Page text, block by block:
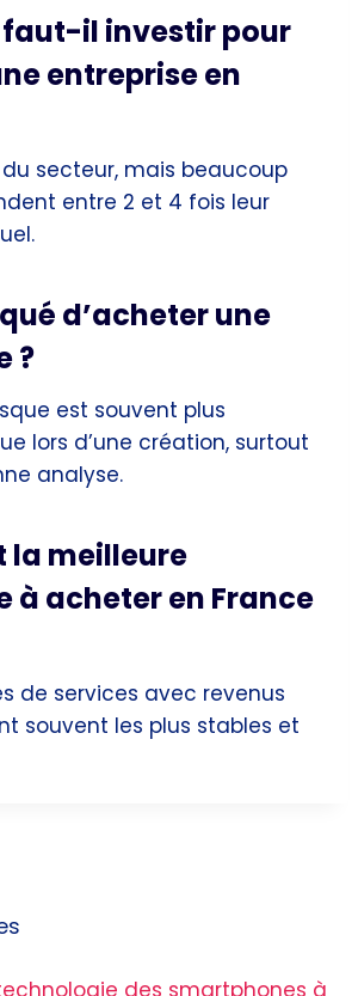
il investir pour
entreprise en
secteur, mais beaucoup
entre 2 et 4 fois leur
d’acheter une
?
est souvent plus
lors d’une création, surtout
analyse.
la meilleure
à acheter en France
de services avec revenus
souvent les plus stables et
des smartphones à